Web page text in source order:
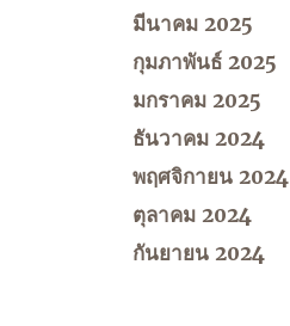
มีนาคม 2025
กุมภาพันธ์ 2025
มกราคม 2025
ธันวาคม 2024
พฤศจิกายน 2024
ตุลาคม 2024
กันยายน 2024